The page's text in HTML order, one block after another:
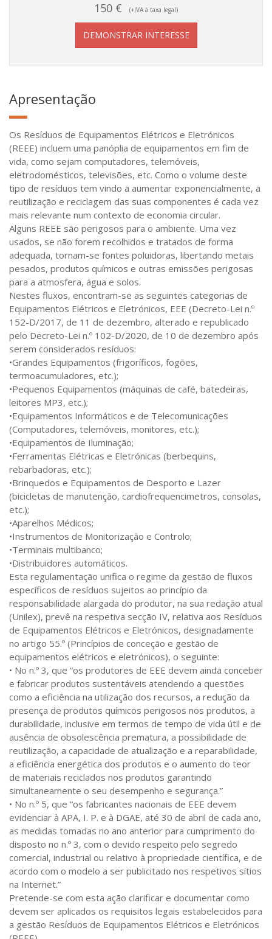
150 € (+IVA à taxa legal)
DEMONSTRAR INTERESSE
Apresentação
Os Resíduos de Equipamentos Elétricos e Eletrónicos
(REEE) incluem uma panóplia de equipamentos em fim de
vida, como sejam computadores, telemóveis,
eletrodomésticos, televisões, etc. Como o volume deste
tipo de resíduos tem vindo a aumentar exponencialmente, a
reutilização e reciclagem das suas componentes é cada vez
mais relevante num contexto de economia circular.
Alguns REEE são perigosos para o ambiente. Uma vez
usados, se não forem recolhidos e tratados de forma
adequada, tornam-se fontes poluidoras, libertando metais
pesados, produtos químicos e outras emissões perigosas
para a atmosfera, água e solos.
Nestes fluxos, encontram-se as seguintes categorias de
Equipamentos Elétricos e Eletrónicos, EEE (Decreto-Lei n.º
152-D/2017, de 11 de dezembro, alterado e republicado
pelo Decreto-Lei n.º 102-D/2020, de 10 de dezembro após
serem considerados resíduos:
•Grandes Equipamentos (frigoríficos, fogões,
termoacumuladores, etc.);
•Pequenos Equipamentos (máquinas de café, batedeiras,
leitores MP3, etc.);
•Equipamentos Informáticos e de Telecomunicações
(Computadores, telemóveis, monitores, etc.);
•Equipamentos de Iluminação;
•Ferramentas Elétricas e Eletrónicas (berbequins,
rebarbadoras, etc.);
•Brinquedos e Equipamentos de Desporto e Lazer
(bicicletas de manutenção, cardiofrequencimetros, consolas,
etc.);
•Aparelhos Médicos;
•Instrumentos de Monitorização e Controlo;
•Terminais multibanco;
•Distribuidores automáticos.
Esta regulamentação unifica o regime da gestão de fluxos
específicos de resíduos sujeitos ao princípio da
responsabilidade alargada do produtor, na sua redação atual
(Unilex), prevê na respetiva secção IV, relativa aos Resíduos
de Equipamentos Elétricos e Eletrónicos, designadamente
no artigo 55.º (Princípios de conceção e gestão de
equipamentos elétricos e eletrónicos), o seguinte:
• No n.º 3, que “os produtores de EEE devem ainda conceber
e fabricar produtos sustentáveis atendendo a questões
como a eficiência na utilização dos recursos, a redução da
presença de produtos químicos perigosos nos produtos, a
durabilidade, inclusive em termos de tempo de vida útil e de
ausência de obsolescência prematura, a possibilidade de
reutilização, a capacidade de atualização e a reparabilidade,
a eficiência energética dos produtos e o aumento do teor
de materiais reciclados nos produtos garantindo
simultaneamente o seu desempenho e segurança.”
• No n.º 5, que “os fabricantes nacionais de EEE devem
evidenciar à APA, I. P. e à DGAE, até 30 de abril de cada ano,
as medidas tomadas no ano anterior para cumprimento do
disposto no n.º 3, com o devido respeito pelo segredo
comercial, industrial ou relativo à propriedade científica, e de
acordo com o modelo a ser publicitado nos respetivos sítios
na Internet.”
Pretende-se com esta ação clarificar e documentar como
devem ser aplicados os requisitos legais estabelecidos para
a gestão Resíduos de Equipamentos Elétricos e Eletrónicos